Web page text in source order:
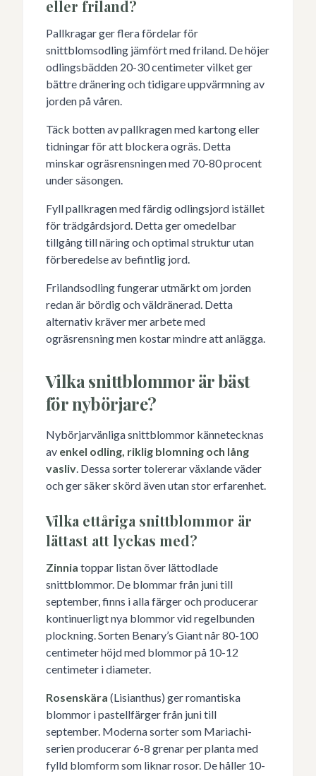
eller friland?
Pallkragar ger flera fördelar för
snittblomsodling jämfört med friland. De höjer
odlingsbädden 20-30 centimeter vilket ger
bättre dränering och tidigare uppvärmning av
jorden på våren.
Täck botten av pallkragen med kartong eller
tidningar för att blockera ogräs. Detta
minskar ogräsrensningen med 70-80 procent
under säsongen.
Fyll pallkragen med färdig odlingsjord istället
för trädgårdsjord. Detta ger omedelbar
tillgång till näring och optimal struktur utan
förberedelse av befintlig jord.
Frilandsodling fungerar utmärkt om jorden
redan är bördig och väldränerad. Detta
alternativ kräver mer arbete med
ogräsrensning men kostar mindre att anlägga.
Vilka snittblommor är bäst
för nybörjare?
Nybörjarvänliga snittblommor kännetecknas
av enkel odling, riklig blomning och lång
vasliv. Dessa sorter tolererar växlande väder
och ger säker skörd även utan stor erfarenhet.
Vilka ettåriga snittblommor är
lättast att lyckas med?
Zinnia toppar listan över lättodlade
snittblommor. De blommar från juni till
september, finns i alla färger och producerar
kontinuerligt nya blommor vid regelbunden
plockning. Sorten Benary’s Giant når 80-100
centimeter höjd med blommor på 10-12
centimeter i diameter.
Rosenskära (Lisianthus) ger romantiska
blommor i pastellfärger från juni till
september. Moderna sorter som Mariachi-
serien producerar 6-8 grenar per planta med
fylld blomform som liknar rosor. De håller 10-